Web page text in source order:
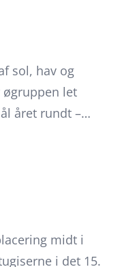
sol, hav og
let
året rundt –
på Santo
gæstfrihed,
gør rejsen
midt i
i det 15.